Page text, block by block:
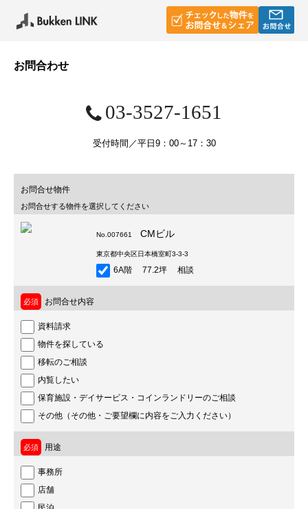
お問合わせ
03-3527-1651
受付時間／平日9：00～17：30
お問合せ物件
お問合せする物件を選択してください
No.007661 CMビル
東京都中央区日本橋室町3-3-3
6A階 77.2坪 相談
お問合せ内容
資料請求
物件を探している
移転のご相談
内覧したい
保育施設・デイサービス・コインランドリーのご相談
その他（その他・ご要望欄に内容をご入力ください）
用途
事務所
店舗